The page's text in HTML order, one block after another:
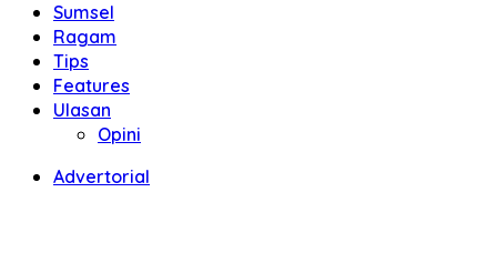
Sumsel
Ragam
Tips
Features
Ulasan
Opini
Advertorial